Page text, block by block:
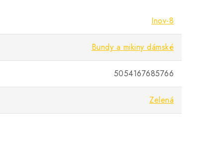
Inov-8
Bundy a mikiny dámské
5054167685766
Zelená